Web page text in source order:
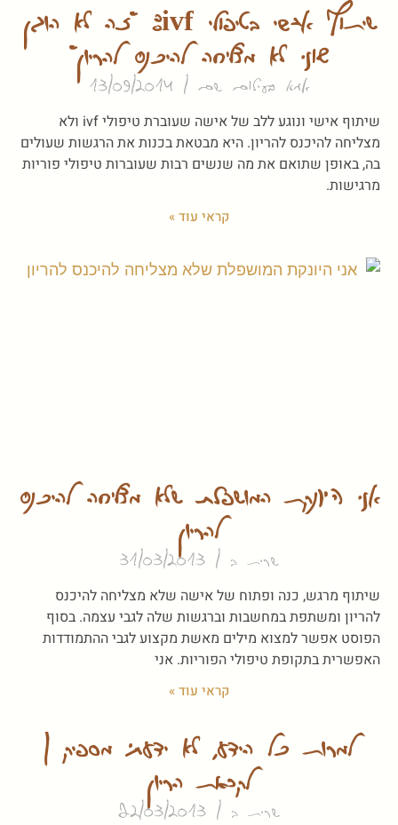
שיתוף אישי בטיפולי ivf: "זה לא הוגן
שאני לא מצליחה להיכנס להריון"
אמא בעילום שם
שיתוף אישי ונוגע ללב של אישה שעוברת טיפולי ivf ולא
מצליחה להיכנס להריון. היא מבטאת בכנות את הרגשות שעולים
בה, באופן שתואם את מה שנשים רבות שעוברות טיפולי פוריות
מרגישות.
קראי עוד »
אני היונקת המושפלת שלא מצליחה להיכנס
להריון
שרית ב
שיתוף מרגש, כנה ופתוח של אישה שלא מצליחה להיכנס
להריון ומשתפת במחשבות וברגשות שלה לגבי עצמה. בסוף
הפוסט אפשר למצוא מילים מאשת מקצוע לגבי ההתמודדות
האפשרית בתקופת טיפולי הפוריות. אני
קראי עוד »
למרות כל הידע, לא ידעתי מספיק |
לקראת הריון
שרית ב